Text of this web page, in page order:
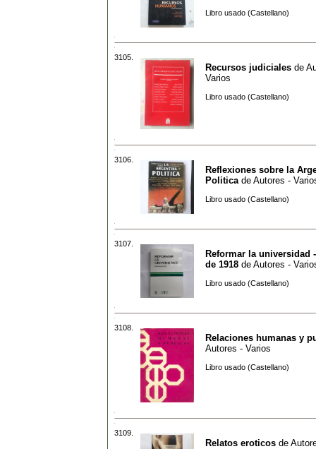
Libro usado (Castellano)
3105.
Recursos judiciales de
Varios
Libro usado (Castellano)
3106.
Reflexiones sobre la
Politica de Autores -
Libro usado (Castellano)
3107.
Reformar la universidad
de 1918 de Autores -
Libro usado (Castellano)
3108.
Relaciones humanas y
Autores - Varios
Libro usado (Castellano)
3109.
Relatos eroticos de